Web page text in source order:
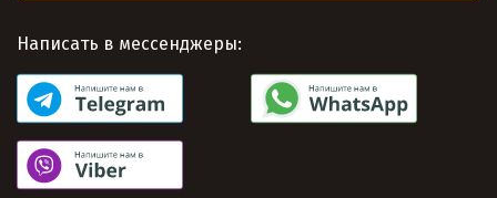
Написать в мессенджеры: